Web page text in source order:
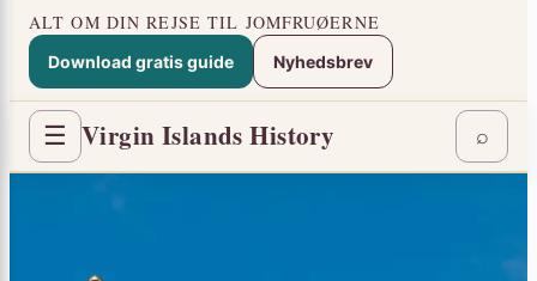
ALT OM DIN REJSE TIL JOMFRUØERNE
Download gratis guide Nyhedsbrev
☰ Virgin Islands History ⌕